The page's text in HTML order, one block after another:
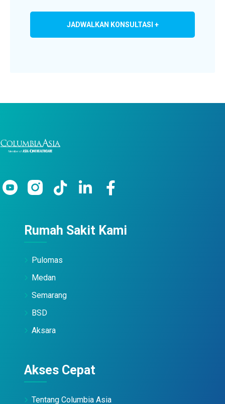
JADWALKAN KONSULTASI +
Rumah Sakit Kami
Pulomas
Medan
Semarang
BSD
Aksara
Akses Cepat
Tentang Columbia Asia